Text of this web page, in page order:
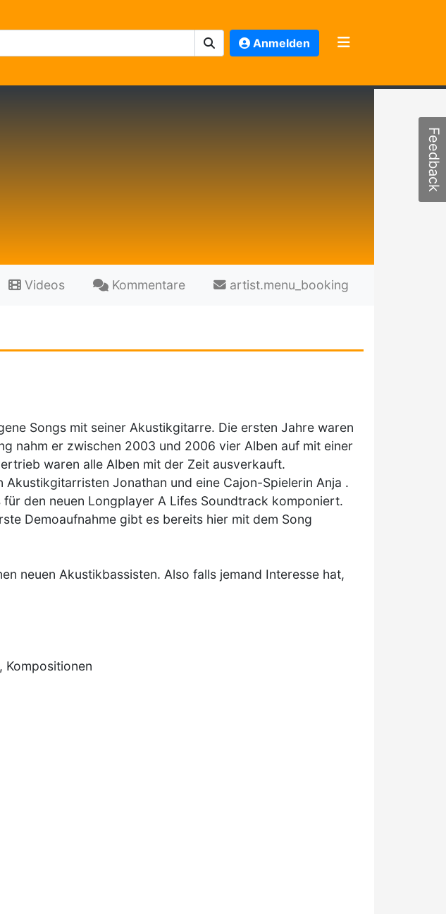
Anmelden
Videos Kommentare artist.menu_booking
Songs mit seiner Akustikgitarre. Die ersten Jahre waren
nahm er zwischen 2003 und 2006 vier Alben auf mit einer
waren alle Alben mit der Zeit ausverkauft.
Jonathan und eine Cajon-Spielerin Anja .
den neuen Longplayer A Lifes Soundtrack komponiert.
Demoaufnahme gibt es bereits hier mit dem Song
neuen Akustikbassisten. Also falls jemand Interesse hat,
Kompositionen
Feedback